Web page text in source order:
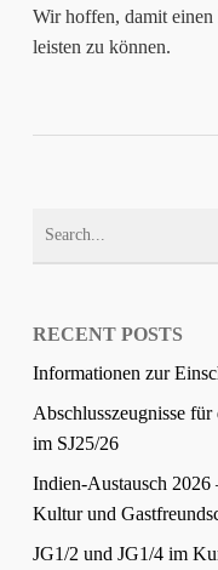
Wir hoffen, damit
leisten zu können.
RECENT POSTS
Informationen zur
Abschlusszeugnisse
im SJ25/26
Indien-Austausch 2026
Kultur und
JG1/2 und JG1/4 im